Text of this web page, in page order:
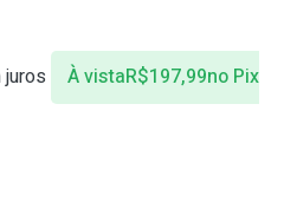
À vistaR$197,99no Pix